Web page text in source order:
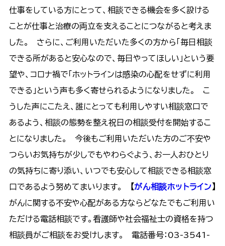
仕事をしている方にとって、相談できる機会を多く設ける
ことが仕事と治療の両立を支えることにつながると考えま
した。 さらに、ご利用いただいた多くの方から「毎日相談
できる所があると安心なので、毎日やってほしい」という要
望や、コロナ禍で「ホットラインは感染の心配をせずに利用
できる」という声も多く寄せられるようになりました。 こ
うした声にこたえ、誰にとっても利用しやすい相談窓口で
あるよう、相談の態勢を整え祝日の相談受付を開始するこ
とになりました。 今後もご利用いただいた方のご不安や
つらいお気持ちが少しでもやわらぐよう、お一人おひとり
の気持ちに寄り添い、いつでも安心して相談できる相談窓
口であるよう努めてまいります。
【がん相談ホットライン】
がんに関する不安や心配がある方ならどなたでもご利用い
ただける電話相談です。看護師や社会福祉士の資格を持つ
相談員がご相談をお受けします。 電話番号：03-3541-